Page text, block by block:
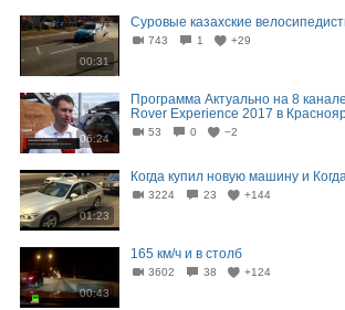
00:31
Суровые казахские
743 1 +29
06:24
Программа Актуально на 8
Rover Experience 2017 в
53 0 −2
01:23
Когда купил новую машину и
3224 23 +144
00:43
165 км/ч и в столб
3602 38 +124